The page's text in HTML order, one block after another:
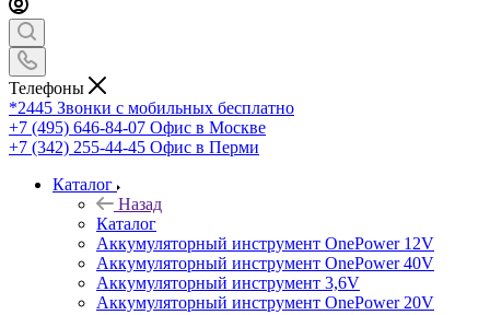
Телефоны
*2445 Звонки с мобильных бесплатно
+7 (495) 646-84-07 Офис в Москве
+7 (342) 255-44-45 Офис в Перми
Каталог
Назад
Каталог
Аккумуляторный инструмент OnePower 12V
Аккумуляторный инструмент OnePower 40V
Аккумуляторный инструмент 3,6V
Аккумуляторный инструмент OnePower 20V